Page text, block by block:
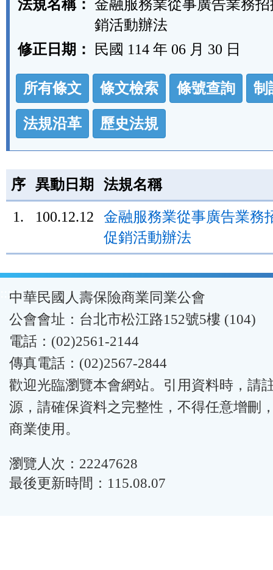
法規名稱： 金融服務業從事廣告業務
銷活動辦法
修正日期：
民國 114 年 06 月 30 日
法
規
功
能
按
鈕
區
所有條文 條文檢索 條號查詢 制
法規沿革 歷史法規
序 異動日期 法規名稱
1. 100.12.12
金融服務業從事廣告業務
促銷活動辦法
:::中華民國人壽保險商業同業公會
公會會址：台北市松江路152號5樓 (104)
電話：(02)2561-2144
傳真電話：(02)2567-2844
歡迎光臨瀏覽本會網站。引用資料時，請
源，請確保資料之完整性，不得任意增刪
商業使用。
瀏覽人次：22247628
最後更新時間：115.08.07